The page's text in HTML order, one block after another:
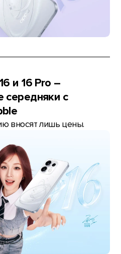
и 16 Pro –
середняки с
вносят лишь цены.